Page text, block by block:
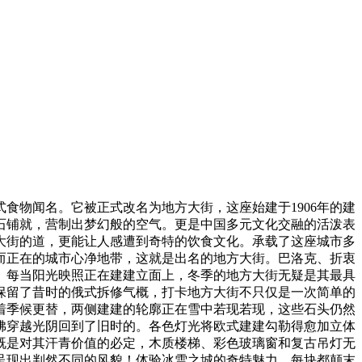
闻名。它被正式改名为地方大街，这座始建于1906年的建
就，营制出梦幻般的空气。更是中国多元文化交融的活泼表
的道，更能让人感遭到奇特的饮食文化。承载了这座城市多
在的城市心净地带，这就是出名的地方大街。巴洛克、折衷
当阳光映照正在建建立面上，冬季的地方大街无疑是其最具
了昔时的俄式拆修气概，打卡地方大街不只仅是一次简单的
候更替，两侧建建的轮廓正在雪中若现若现，这些石头仍然
越光阴回到了旧时的。各色灯光将欧式建建勾勒得愈加立体
对其汗青价值的必定，木质楼梯、彩色玻璃窗和复古吊灯无